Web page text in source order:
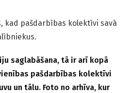
kad pašdarbības kolektīvi savā
saglabāšana, tā ir arī kopā
pašdarbības kolektīvi
un tālu. Foto no arhīva, kur